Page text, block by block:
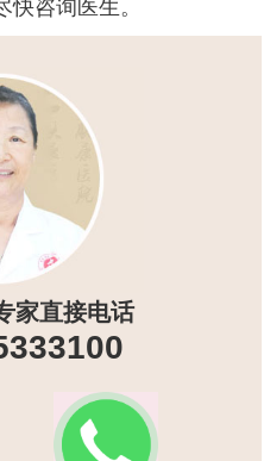
咨询医生。
家直接电话